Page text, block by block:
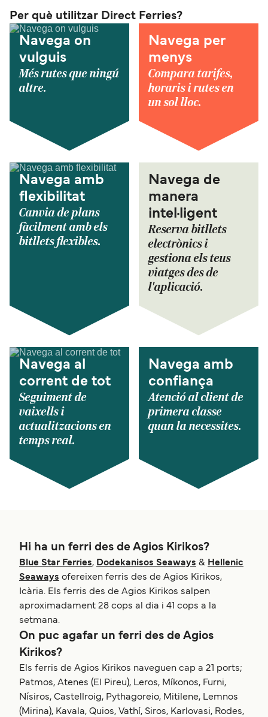
Per què utilitzar Direct Ferries?
Navega on
vulguis
Més rutes que ningú
altre.
Navega per
menys
Compara tarifes,
horaris i rutes en
un sol lloc.
Navega amb
flexibilitat
Canvia de plans
fàcilment amb els
bitllets flexibles.
Navega de
manera
intel·ligent
Reserva bitllets
electrònics i
gestiona els teus
viatges des de
l'aplicació.
Navega al
corrent de tot
Seguiment de
vaixells i
actualitzacions en
temps real.
Navega amb
confiança
Atenció al client de
primera classe
quan la necessites.
Hi ha un ferri des de Agios Kirikos?
Blue Star Ferries, Dodekanisos Seaways & Hellenic
Seaways ofereixen ferris des de Agios Kirikos,
Icària. Els ferris des de Agios Kirikos salpen
aproximadament 28 cops al dia i 41 cops a la
setmana.
On puc agafar un ferri des de Agios
Kirikos?
Els ferris de Agios Kirikos naveguen cap a 21 ports;
Patmos, Atenes (El Pireu), Leros, Míkonos, Furni,
Nísiros, Castellroig, Pythagoreio, Mitilene, Lemnos
(Mirina), Kavala, Quios, Vathí, Siros, Karlovasi, Rodes,